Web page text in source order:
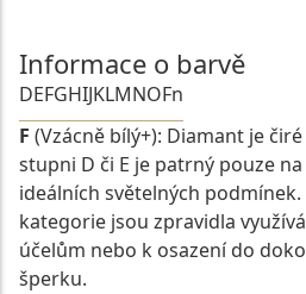
Informace o barvě
DEFGHIJKLMNOFn
F (Vzácně bílý+): Diamant je
stupni D či E je patrný pouze
ideálních světelných
kategorie jsou zpravidla
účelům nebo k osazení do
šperku.